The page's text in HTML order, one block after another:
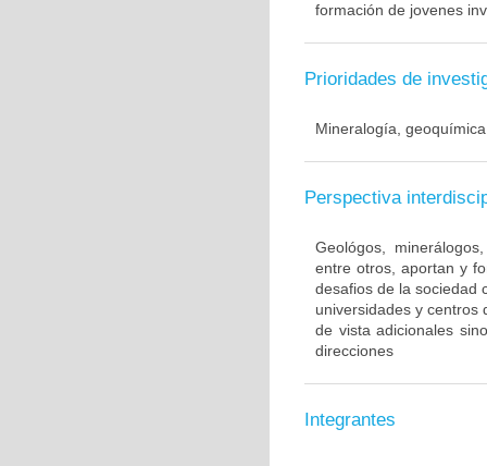
formación de jovenes
Prioridades de
Mineralogía,
Perspectiva
Geológos,
entre otros, aportan y
desafios de la sociedad
universidades y centros
de vista adicionales
direcciones
Integrantes